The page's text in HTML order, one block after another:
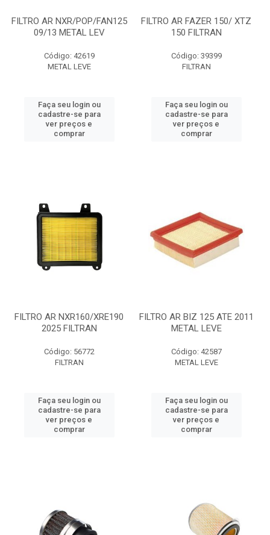
FILTRO AR NXR/POP/FAN125
09/13 METAL LEV
Código: 42619
METAL LEVE
Faça seu login ou
cadastre-se para
ver preços e
comprar
FILTRO AR FAZER 150/ XTZ
150 FILTRAN
Código: 39399
FILTRAN
Faça seu login ou
cadastre-se para
ver preços e
comprar
FILTRO AR NXR160/XRE190
2025 FILTRAN
Código: 56772
FILTRAN
Faça seu login ou
cadastre-se para
ver preços e
comprar
FILTRO AR BIZ 125 ATE 2011
METAL LEVE
Código: 42587
METAL LEVE
Faça seu login ou
cadastre-se para
ver preços e
comprar